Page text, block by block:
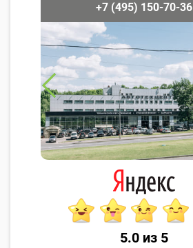
+7 (495) 150-70-36
5.0 из 5